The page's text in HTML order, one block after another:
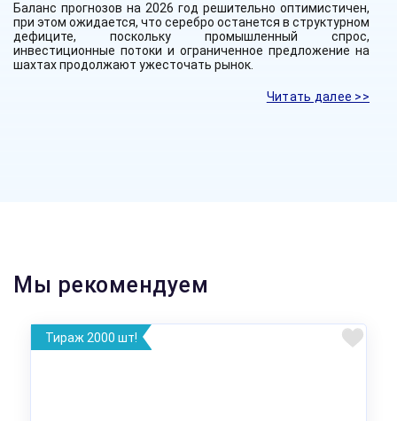
Баланс прогнозов на 2026 год решительно оптимистичен,
при этом ожидается, что серебро останется в структурном
дефиците, поскольку промышленный спрос,
инвестиционные потоки и ограниченное предложение на
шахтах продолжают ужесточать рынок.
Читать далее >>
Мы рекомендуем
Тираж 2000 шт!